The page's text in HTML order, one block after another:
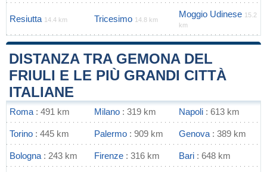
Resiutta 14.4 km Tricesimo 14.8 km
Moggio Udinese 15.2
km
DISTANZA TRA GEMONA DEL
FRIULI E LE PIÙ GRANDI CITTÀ
ITALIANE
Roma : 491 km Milano : 319 km Napoli : 613 km
Torino : 445 km Palermo : 909 km Genova : 389 km
Bologna : 243 km Firenze : 316 km Bari : 648 km